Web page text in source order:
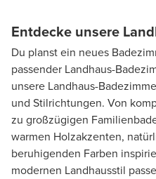
Entdecke unsere
Du planst ein neues
passender Landhaus-
unsere Landhaus-
und Stilrichtungen. Von
zu großzügigen
warmen Holzakzenten,
beruhigenden Farben
modernen Landhausstil